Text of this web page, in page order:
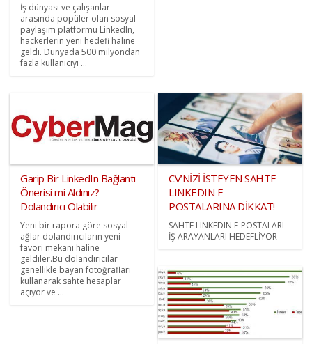
İş dünyası ve çalışanlar
arasında popüler olan sosyal
paylaşım platformu LinkedIn,
hackerlerin yeni hedefi haline
geldi. Dünyada 500 milyondan
fazla kullanıcıyı ...
Garip Bir LinkedIn Bağlantı
Önerisi mi Aldınız?
Dolandırıcı Olabilir
Yeni bir rapora göre sosyal
ağlar dolandırıcıların yeni
favori mekanı haline
geldiler.Bu dolandırıcılar
genellikle bayan fotoğrafları
kullanarak sahte hesaplar
açıyor ve ...
CV’NİZİ İSTEYEN SAHTE
LINKEDIN E-
POSTALARINA DİKKAT!
SAHTE LINKEDIN E-POSTALARI
İŞ ARAYANLARI HEDEFLİYOR